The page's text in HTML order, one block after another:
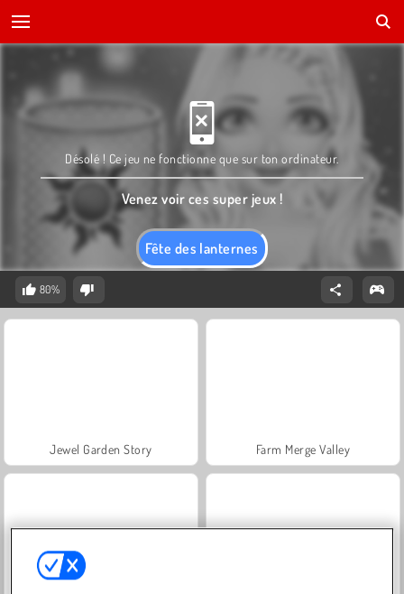
Fête des lanternes
Désolé ! Ce jeu ne fonctionne que sur ton ordinateur.
Venez voir ces super jeux !
80%
Jewel Garden Story Farm Merge Valley